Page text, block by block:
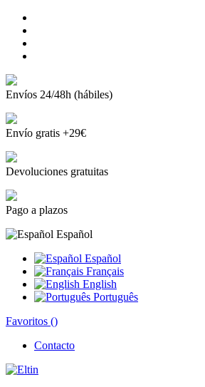
Envíos 24/48h (hábiles)
Envío gratis +29€
Devoluciones gratuitas
Pago a plazos
Español
Español
Français
English
Português
Favoritos ()
Contacto